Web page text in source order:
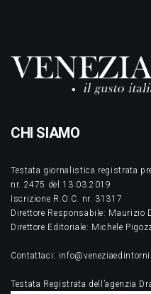
CHI SIAMO
Testata giornalistica registrata
nr. 2475 del 13.03.2019
Iscrizione R.O.C. nr. 31317
Direttore Responsabile: Maurizio
Direttore Editoriale: Michele
Contattaci:
Testata Registrata dell’agenzia